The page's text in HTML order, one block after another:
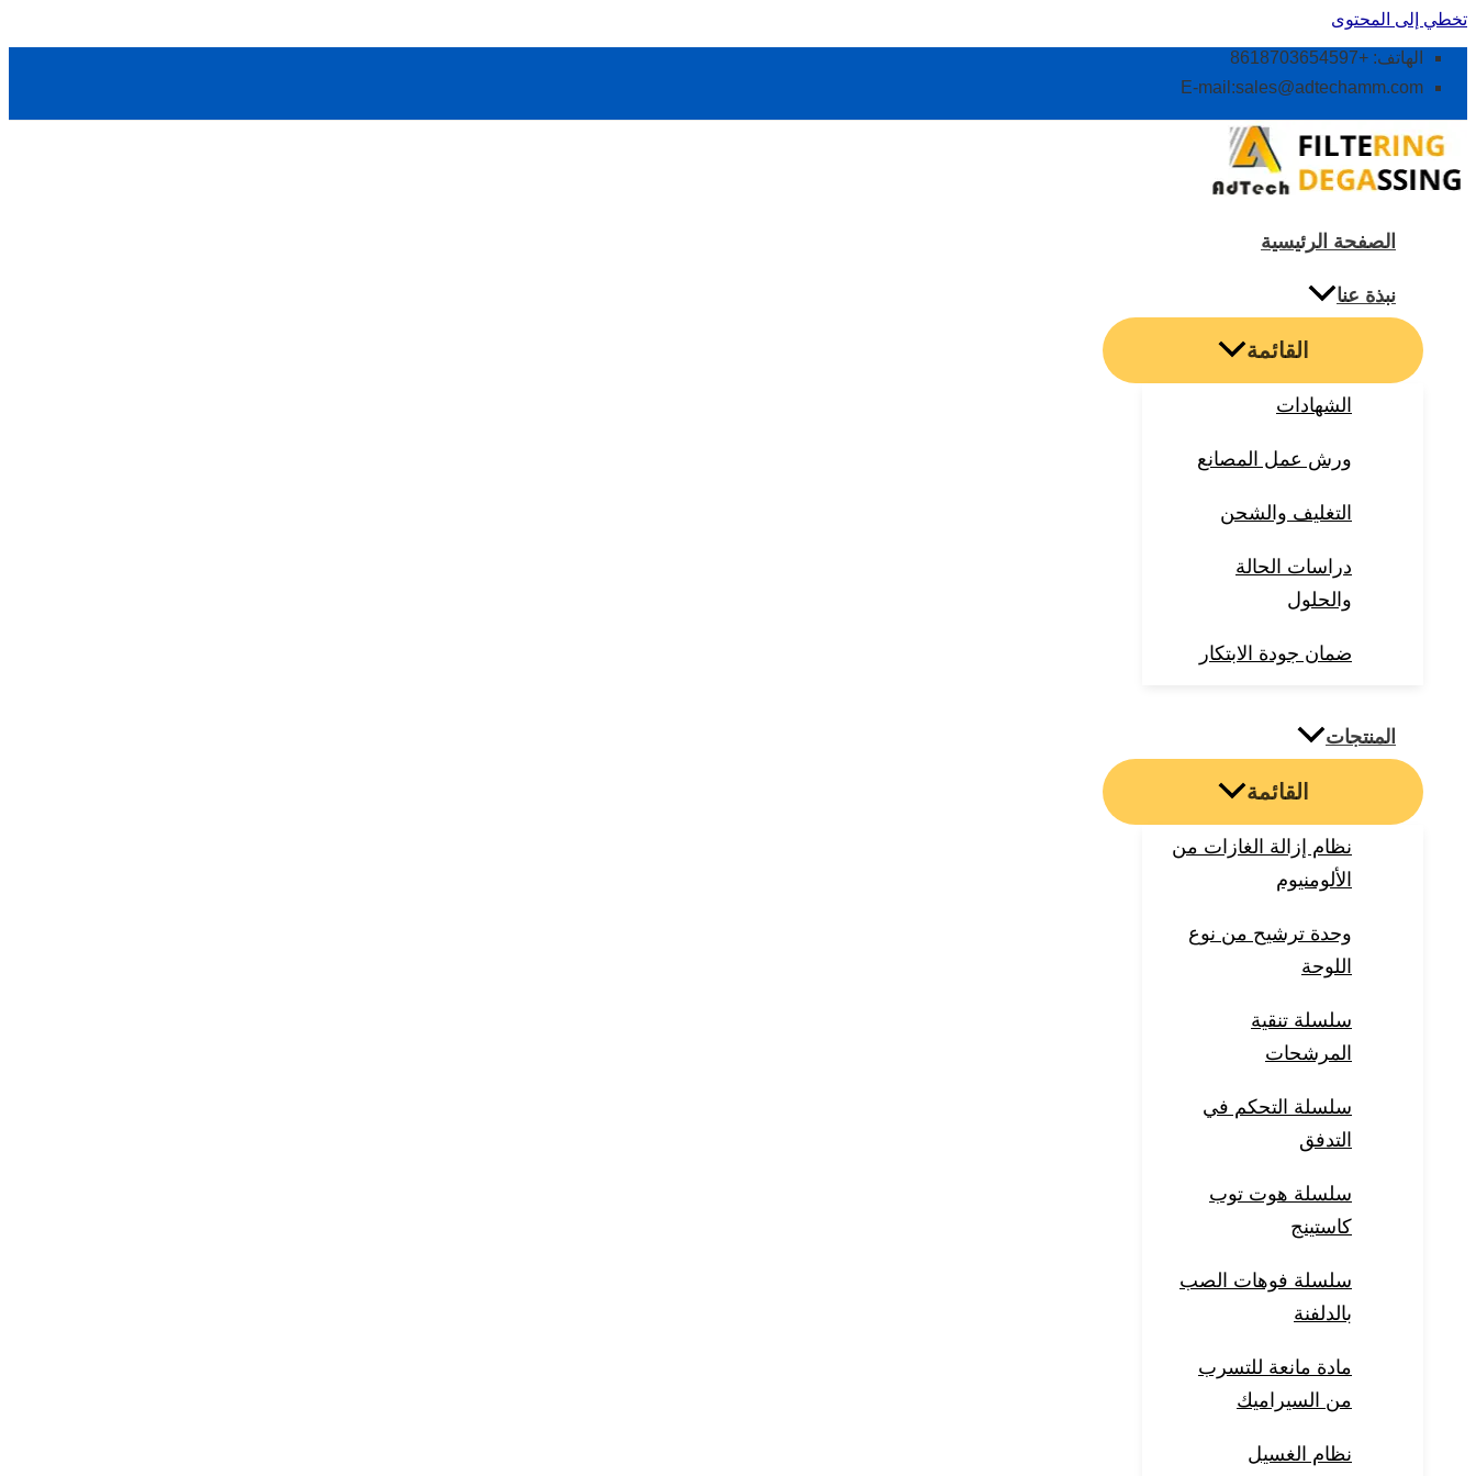
تخطي إلى المحتوى
الهاتف: +8618703654597
E-mail:sales@adtechamm.com
الصفحة الرئيسية
نبذة عنا
القائمة
الشهادات
ورش عمل المصانع
التغليف والشحن
دراسات الحالة
والحلول
ضمان جودة الابتكار
المنتجات
القائمة
نظام إزالة الغازات من
الألومنيوم
وحدة ترشيح من نوع
اللوحة
سلسلة تنقية
المرشحات
سلسلة التحكم في
التدفق
سلسلة هوت توب
كاستينج
سلسلة فوهات الصب
بالدلفنة
مادة مانعة للتسرب
من السيراميك
نظام الغسيل